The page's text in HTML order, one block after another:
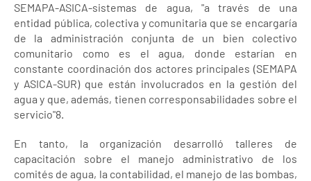
SEMAPA-ASICA-sistemas de agua, "a través de una
entidad pública, colectiva y comunitaria que se encargaría
de la administración conjunta de un bien colectivo
comunitario como es el agua, donde estarían en
constante coordinación dos actores principales (SEMAPA
y ASICA-SUR) que están involucrados en la gestión del
agua y que, además, tienen corresponsabilidades sobre el
servicio"8.
En tanto, la organización desarrolló talleres de
capacitación sobre el manejo administrativo de los
comités de agua, la contabilidad, el manejo de las bombas,